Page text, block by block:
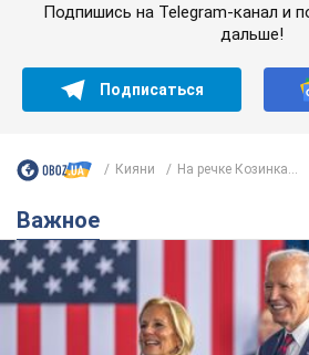
Подпишись на Telegram-канал и
дальше!
Подписаться
Кияни На речке Козинка...
Важное